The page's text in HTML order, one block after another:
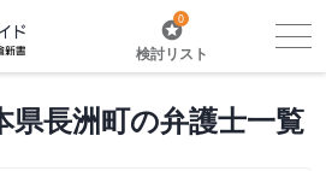
0
検討リスト
県長洲町の弁護士一覧